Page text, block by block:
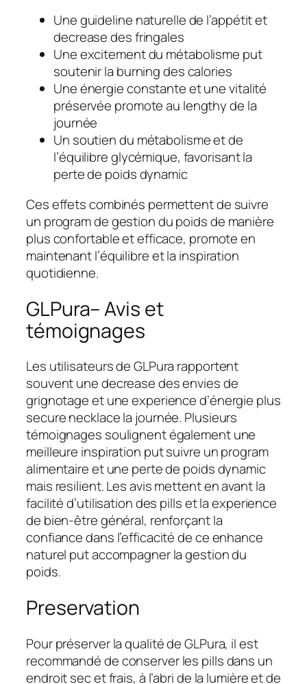
Une guideline naturelle de l’appétit et
decrease des fringales
Une excitement du métabolisme put
soutenir la burning des calories
Une énergie constante et une vitalité
préservée promote au lengthy de la
journée
Un soutien du métabolisme et de
l’équilibre glycémique, favorisant la
perte de poids dynamic
Ces effets combinés permettent de suivre
un program de gestion du poids de manière
plus confortable et efficace, promote en
maintenant l’équilibre et la inspiration
quotidienne.
GLPura– Avis et
témoignages
Les utilisateurs de GLPura rapportent
souvent une decrease des envies de
grignotage et une experience d’énergie plus
secure necklace la journée. Plusieurs
témoignages soulignent également une
meilleure inspiration put suivre un program
alimentaire et une perte de poids dynamic
mais resilient. Les avis mettent en avant la
facilité d’utilisation des pills et la experience
de bien-être général, renforçant la
confiance dans l’efficacité de ce enhance
naturel put accompagner la gestion du
poids.
Preservation
Pour préserver la qualité de GLPura, il est
recommandé de conserver les pills dans un
endroit sec et frais, à l’abri de la lumière et de